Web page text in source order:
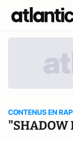
CONTENUS EN
"SHADOW